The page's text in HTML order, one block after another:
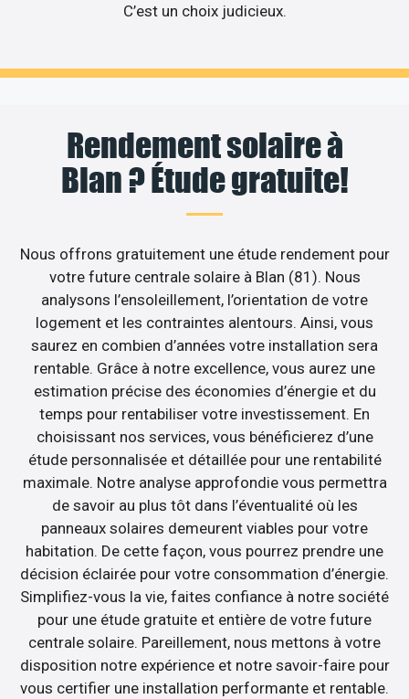
C’est un choix judicieux.
Rendement solaire à
Blan ? Étude gratuite!
Nous offrons gratuitement une étude rendement pour
votre future centrale solaire à Blan (81). Nous
analysons l’ensoleillement, l’orientation de votre
logement et les contraintes alentours. Ainsi, vous
saurez en combien d’années votre installation sera
rentable. Grâce à notre excellence, vous aurez une
estimation précise des économies d’énergie et du
temps pour rentabiliser votre investissement. En
choisissant nos services, vous bénéficierez d’une
étude personnalisée et détaillée pour une rentabilité
maximale. Notre analyse approfondie vous permettra
de savoir au plus tôt dans l’éventualité où les
panneaux solaires demeurent viables pour votre
habitation. De cette façon, vous pourrez prendre une
décision éclairée pour votre consommation d’énergie.
Simplifiez-vous la vie, faites confiance à notre société
pour une étude gratuite et entière de votre future
centrale solaire. Pareillement, nous mettons à votre
disposition notre expérience et notre savoir-faire pour
vous certifier une installation performante et rentable.